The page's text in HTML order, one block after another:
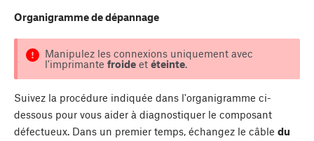
Organigramme de dépannage
Manipulez les connexions uniquement avec
l'imprimante froideet éteinte.
Suivez la procédure indiquée dans l'organigramme ci-
dessous pour vous aider à diagnostiquer le composant
défectueux. Dans un premier temps, échangez le câble du